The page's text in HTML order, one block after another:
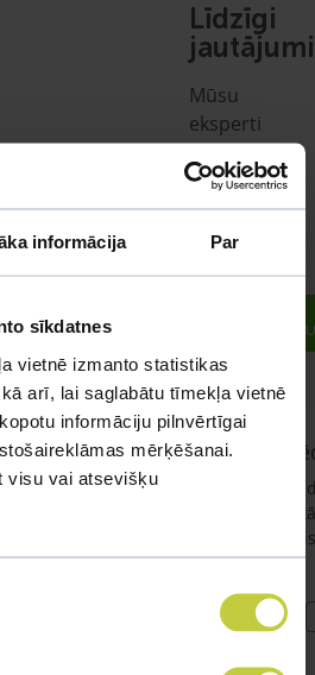
informācija Par
sīkdatnes
vietnē izmanto statistikas
arī, lai saglabātu tīmekļa vietnē
informāciju pilnvērtīgai
mērķēšanai.
visu vai atsevišķu
Līdzīgi
jautājumi
Mūsu
eksperti
spēs
atbildēt uz
jebkuru
Jūsu
JAUTĀJUMU
kaķis
Ja kaķim
garnelēm
būt?Kā
#kakis